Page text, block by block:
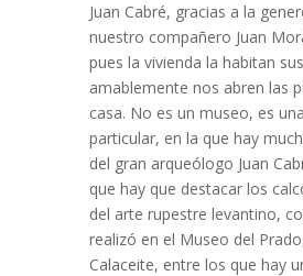
Juan Cabré, gracias a la
nuestro compañero Juan
pues la vivienda la habitan
amablemente nos abren las
casa. No es un museo, es
particular, en la que hay
del gran arqueólogo Juan
que hay que destacar los
del arte rupestre levantino,
realizó en el Museo del
Calaceite, entre los que hay